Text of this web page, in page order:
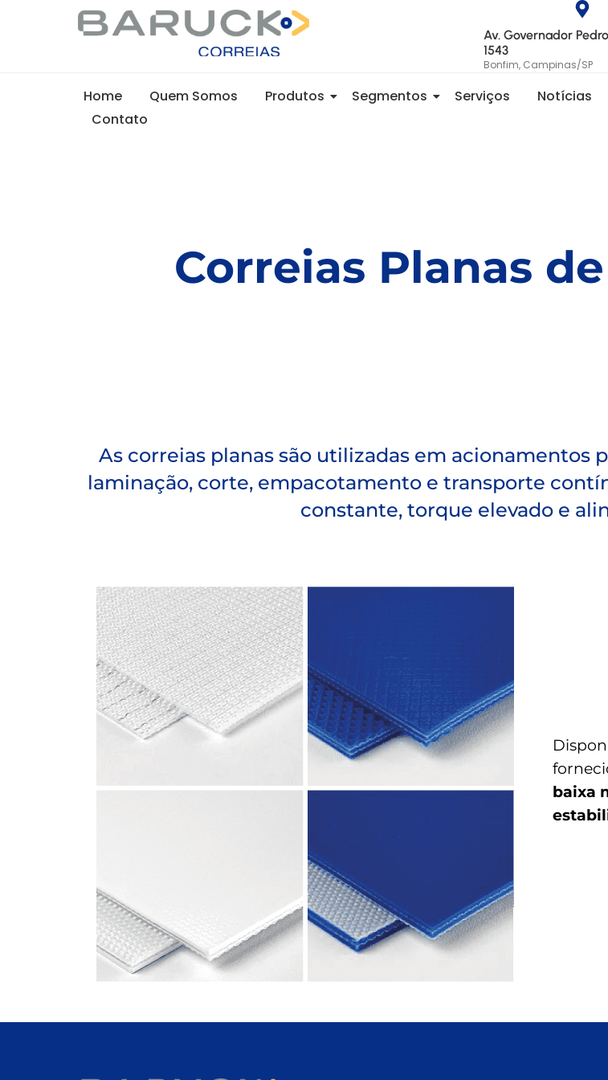
Av. Governador
1543
Bonfim, Campinas/SP
Home Quem Somos Produtos Segmentos Serviços
Notícias
Contato
Correias Planas
As correias planas são utilizadas em acionamentos
laminação, corte, empacotamento e transporte
constante, torque elevado e
baixa